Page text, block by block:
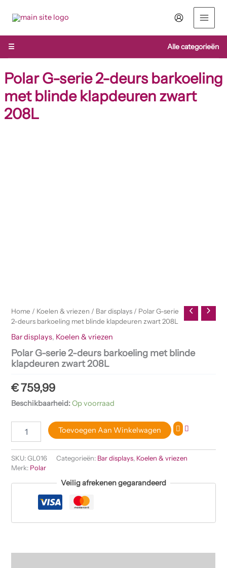
naar
inhoud
☰
Alle categorieën
Polar G-serie 2-deurs barkoeling
met blinde klapdeuren zwart
208L
Home / Koelen & vriezen / Bar displays / Polar G-serie
2-deurs barkoeling met blinde klapdeuren zwart 208L
Bar displays, Koelen & vriezen
Polar G-serie 2-deurs barkoeling met blinde
klapdeuren zwart 208L
€759,99
Beschikbaarheid:Op voorraad
Toevoegen Aan Winkelwagen
SKU:GL016 Categorieën: Bar displays, Koelen & vriezen
Merk: Polar
Veilig afrekenen gegarandeerd